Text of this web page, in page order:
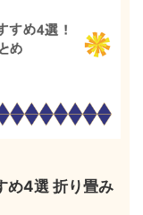
め4選 折り畳み